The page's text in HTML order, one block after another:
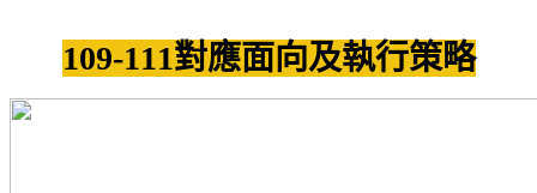
109-111對應面向及執行策略